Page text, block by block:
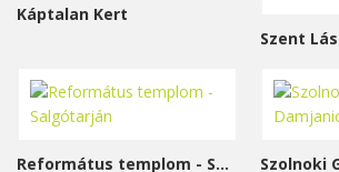
Káptalan Kert
Református templom - Salgótarján